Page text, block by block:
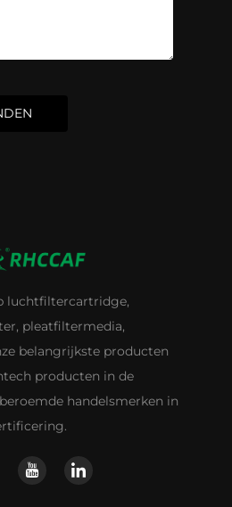
luchtfiltercartridge,
pleatfiltermedia,
belangrijkste producten
producten in de
handelsmerken in